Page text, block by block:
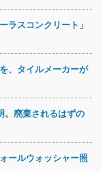
ラスコンクリート」
、タイルメーカーが
。廃棄されるはずの
ールウォッシャー照